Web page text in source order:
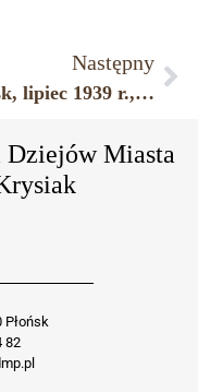
Następny
Płońsk, lipiec 1939 r., teren jednej z posesji przy ulicy Warszawskiej.
Dziejów Miasta
Płońsk
82